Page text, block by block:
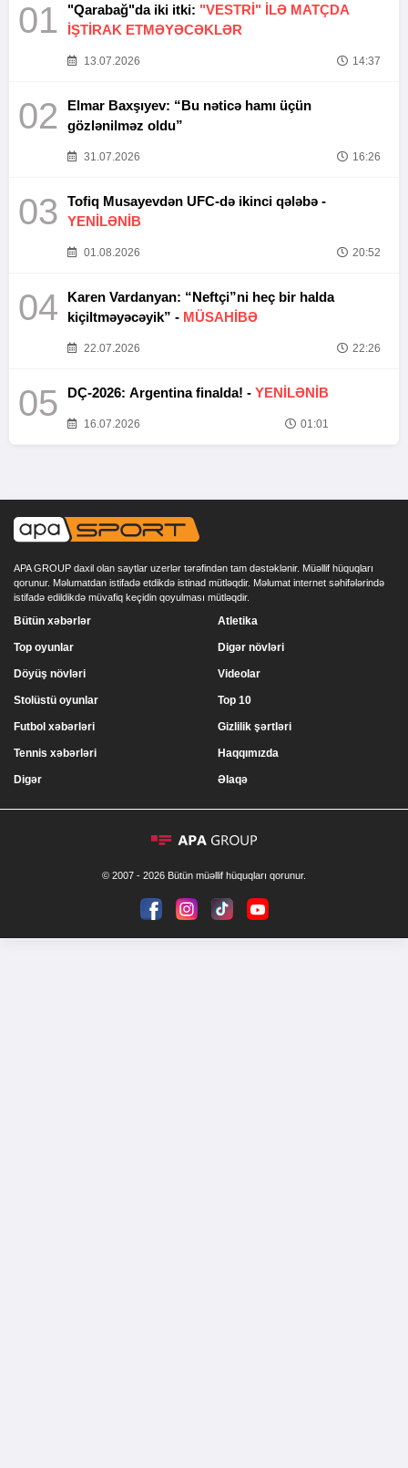
01 "Qarabağ"da iki itki: "VESTRİ" İLƏ MATÇDA
İŞTİRAK ETMƏYƏCƏKLƏR
13.07.2026 14:37
02
Elmar Baxşıyev: “Bu nəticə hamı üçün
gözlənilməz oldu”
31.07.2026 16:26
03
Tofiq Musayevdən UFC-də ikinci qələbə -
YENİLƏNİB
01.08.2026 20:52
04
Karen Vardanyan: “Neftçi”ni heç bir halda
kiçiltməyəcəyik” - MÜSAHİBƏ
22.07.2026 22:26
05 DÇ-2026: Argentina finalda! - YENİLƏNİB
16.07.2026 01:01
APA GROUP daxil olan saytlar uzerlər tərəfindən tam dəstəklənir. Müəllif hüquqları
qorunur. Məlumatdan istifadə etdikdə istinad mütləqdir. Məlumat internet səhifələrində
istifadə edildikdə müvafiq keçidin qoyulması mütləqdir.
Bütün xəbərlər
Top oyunlar
Döyüş növləri
Stolüstü oyunlar
Atletika
Digər növləri
Videolar
Top 10
Futbol xəbərləri
Tennis xəbərləri
Digər
Gizlilik şərtləri
Haqqımızda
Əlaqə
© 2007 - 2026 Bütün müəllif hüquqları qorunur.